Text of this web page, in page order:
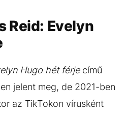
Reid: Evelyn
Hugo hét férjecímű
jelent meg, de 2021-ben
az TikTokon vírusként